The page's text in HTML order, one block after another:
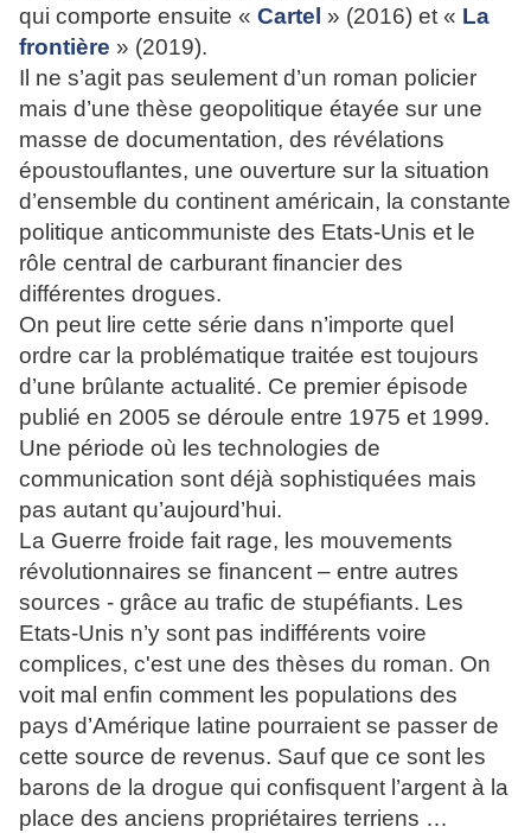
qui comporte ensuite « Cartel » (2016) et « La
frontière » (2019).
Il ne s’agit pas seulement d’un roman policier
mais d’une thèse geopolitique étayée sur une
masse de documentation, des révélations
époustouflantes, une ouverture sur la situation
d’ensemble du continent américain, la constante
politique anticommuniste des Etats-Unis et le
rôle central de carburant financier des
différentes drogues.
On peut lire cette série dans n’importe quel
ordre car la problématique traitée est toujours
d’une brûlante actualité. Ce premier épisode
publié en 2005 se déroule entre 1975 et 1999.
Une période où les technologies de
communication sont déjà sophistiquées mais
pas autant qu’aujourd’hui.
La Guerre froide fait rage, les mouvements
révolutionnaires se financent – entre autres
sources - grâce au trafic de stupéfiants. Les
Etats-Unis n’y sont pas indifférents voire
complices, c'est une des thèses du roman. On
voit mal enfin comment les populations des
pays d’Amérique latine pourraient se passer de
cette source de revenus. Sauf que ce sont les
barons de la drogue qui confisquent l’argent à la
place des anciens propriétaires terriens …